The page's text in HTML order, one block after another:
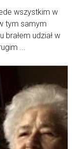
wszystkim w
tym samym
udział w
...